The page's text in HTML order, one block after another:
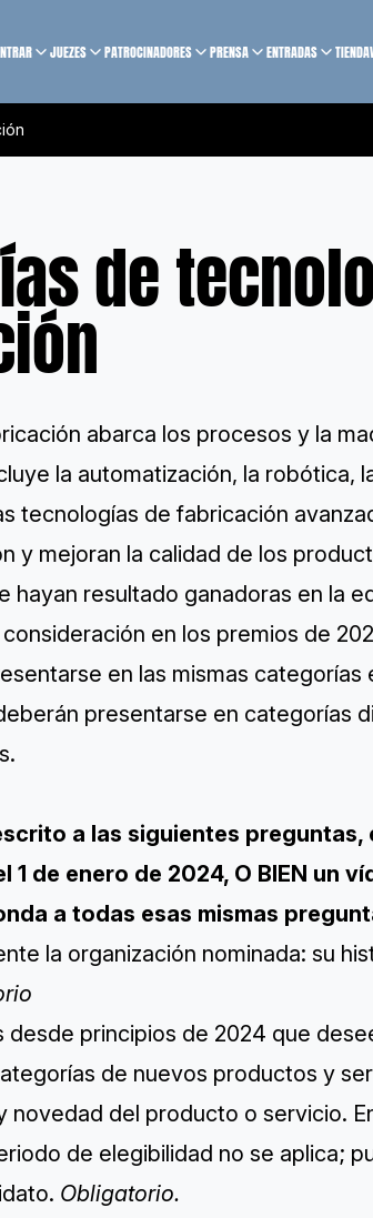
JUEZES PATROCINADORES PRENSA ENTRADAS TIENDA
de
abarca los procesos y la
la automatización, la robótica,
tecnologías de fabricación
y mejoran la calidad de los
hayan resultado ganadoras en la
en los premios de
en las mismas categorías
presentarse en categorías
a las siguientes
1 de enero de 2024, O BIEN un
a todas esas mismas
la organización nominada: su
desde principios de 2024 que
de nuevos productos y
novedad del producto o servicio.
de elegibilidad no se aplica;
Obligatorio.